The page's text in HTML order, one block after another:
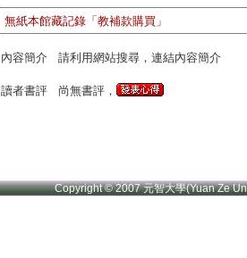
無紙本館藏記錄「教補款購買」
內容簡介 請利用網站搜尋，連結內容簡介
讀者書評 尚無書評，
Copyright © 2007 元智大學(Yuan Ze